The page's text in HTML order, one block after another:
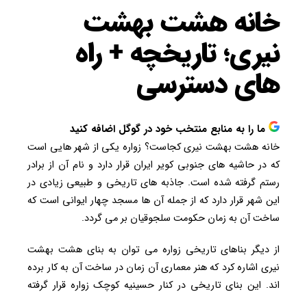
خانه هشت بهشت
نیری؛ تاریخچه + راه
های دسترسی
ما را به منابع منتخب خود در گوگل اضافه کنید
خانه هشت بهشت نیری کجاست؟ زواره یکی از شهر هایی است
که در حاشیه های جنوبی کویر ایران قرار دارد و نام آن از برادر
رستم گرفته شده است. جاذبه های تاریخی و طبیعی زیادی در
این شهر قرار دارد که از جمله آن ها مسجد چهار ایوانی است که
ساخت آن به زمان حکومت سلجوقیان بر می گردد.
از دیگر بناهای تاریخی زواره می توان به بنای هشت بهشت
نیری اشاره کرد که هنر معماری آن زمان در ساخت آن به کار برده
اند. این بنای تاریخی در کنار حسینیه کوچک زواره قرار گرفته